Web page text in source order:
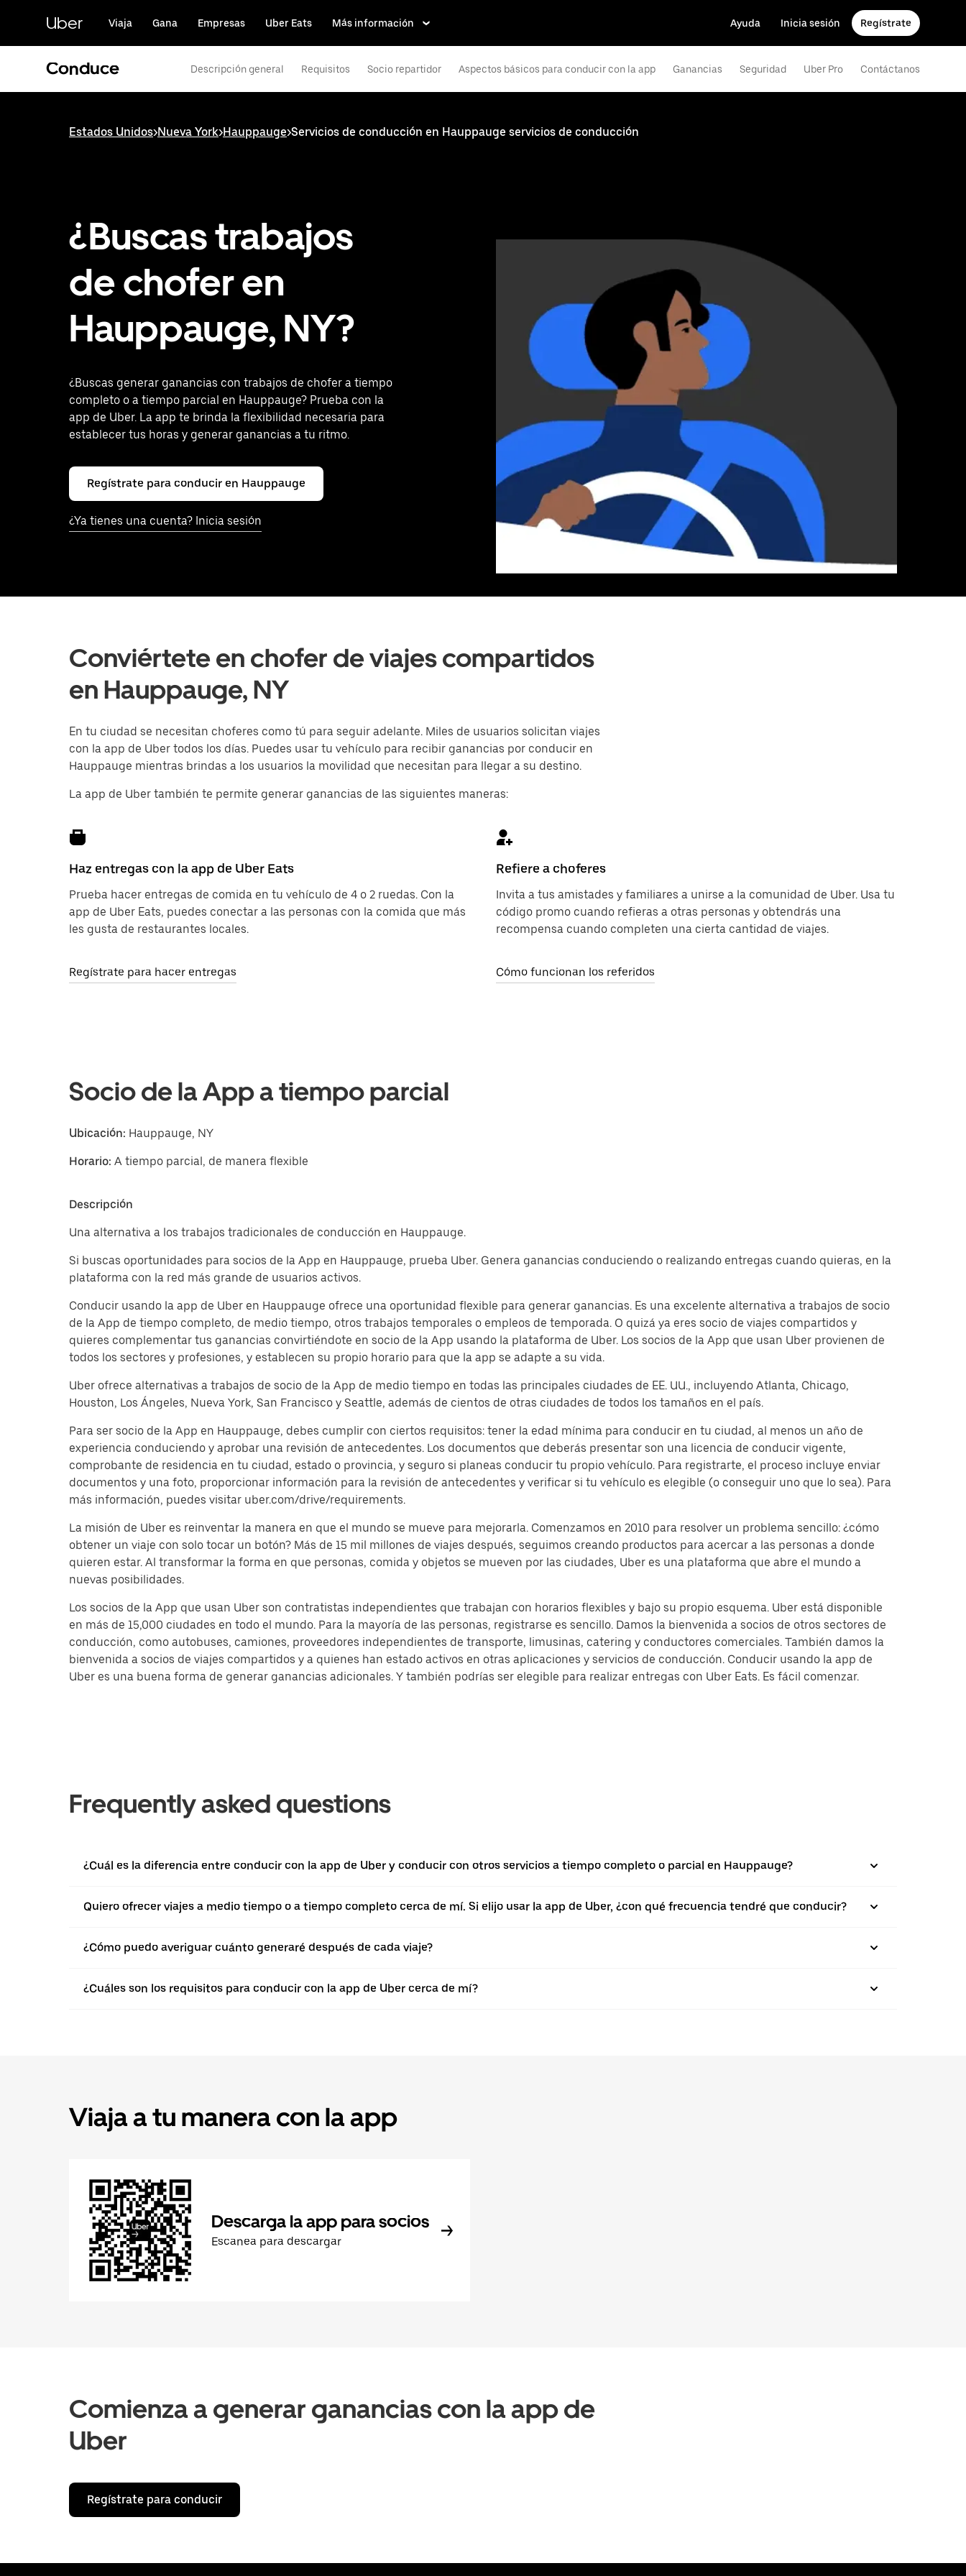
contenido
principal
Uber Viaja Gana Empresas Uber Eats Más información Ayuda Inicia sesión Regístrate
Conduce Descripción general Requisitos Socio repartidor Aspectos básicos para conducir con la app Ganancias Seguridad Uber Pro Contáctanos
Estados Unidos>Nueva York>Hauppauge>Servicios de conducción en Hauppauge servicios de conducción
¿Buscas trabajos
de chofer en
Hauppauge, NY?
¿Buscas generar ganancias con trabajos de chofer a tiempo
completo o a tiempo parcial en Hauppauge? Prueba con la
app de Uber. La app te brinda la flexibilidad necesaria para
establecer tus horas y generar ganancias a tu ritmo.
Regístrate para conducir en Hauppauge
¿Ya tienes una cuenta? Inicia sesión
Conviértete en chofer de viajes compartidos
en Hauppauge, NY
En tu ciudad se necesitan choferes como tú para seguir adelante. Miles de usuarios solicitan viajes
con la app de Uber todos los días. Puedes usar tu vehículo para recibir ganancias por conducir en
Hauppauge mientras brindas a los usuarios la movilidad que necesitan para llegar a su destino.
La app de Uber también te permite generar ganancias de las siguientes maneras:
Haz entregas con la app de Uber Eats
Prueba hacer entregas de comida en tu vehículo de 4 o 2 ruedas. Con la
app de Uber Eats, puedes conectar a las personas con la comida que más
les gusta de restaurantes locales.
Regístrate para hacer entregas
Refiere a choferes
Invita a tus amistades y familiares a unirse a la comunidad de Uber. Usa tu
código promo cuando refieras a otras personas y obtendrás una
recompensa cuando completen una cierta cantidad de viajes.
Cómo funcionan los referidos
Socio de la App a tiempo parcial
Ubicación: Hauppauge, NY
Horario: A tiempo parcial, de manera flexible
Descripción
Una alternativa a los trabajos tradicionales de conducción en Hauppauge.
Si buscas oportunidades para socios de la App en Hauppauge, prueba Uber. Genera ganancias conduciendo o realizando entregas cuando quieras, en la
plataforma con la red más grande de usuarios activos.
Conducir usando la app de Uber en Hauppauge ofrece una oportunidad flexible para generar ganancias. Es una excelente alternativa a trabajos de socio
de la App de tiempo completo, de medio tiempo, otros trabajos temporales o empleos de temporada. O quizá ya eres socio de viajes compartidos y
quieres complementar tus ganancias convirtiéndote en socio de la App usando la plataforma de Uber. Los socios de la App que usan Uber provienen de
todos los sectores y profesiones, y establecen su propio horario para que la app se adapte a su vida.
Uber ofrece alternativas a trabajos de socio de la App de medio tiempo en todas las principales ciudades de EE. UU., incluyendo Atlanta, Chicago,
Houston, Los Ángeles, Nueva York, San Francisco y Seattle, además de cientos de otras ciudades de todos los tamaños en el país.
Para ser socio de la App en Hauppauge, debes cumplir con ciertos requisitos: tener la edad mínima para conducir en tu ciudad, al menos un año de
experiencia conduciendo y aprobar una revisión de antecedentes. Los documentos que deberás presentar son una licencia de conducir vigente,
comprobante de residencia en tu ciudad, estado o provincia, y seguro si planeas conducir tu propio vehículo. Para registrarte, el proceso incluye enviar
documentos y una foto, proporcionar información para la revisión de antecedentes y verificar si tu vehículo es elegible (o conseguir uno que lo sea). Para
más información, puedes visitar uber.com/drive/requirements.
La misión de Uber es reinventar la manera en que el mundo se mueve para mejorarla. Comenzamos en 2010 para resolver un problema sencillo: ¿cómo
obtener un viaje con solo tocar un botón? Más de 15 mil millones de viajes después, seguimos creando productos para acercar a las personas a donde
quieren estar. Al transformar la forma en que personas, comida y objetos se mueven por las ciudades, Uber es una plataforma que abre el mundo a
nuevas posibilidades.
Los socios de la App que usan Uber son contratistas independientes que trabajan con horarios flexibles y bajo su propio esquema. Uber está disponible
en más de 15,000 ciudades en todo el mundo. Para la mayoría de las personas, registrarse es sencillo. Damos la bienvenida a socios de otros sectores de
conducción, como autobuses, camiones, proveedores independientes de transporte, limusinas, catering y conductores comerciales. También damos la
bienvenida a socios de viajes compartidos y a quienes han estado activos en otras aplicaciones y servicios de conducción. Conducir usando la app de
Uber es una buena forma de generar ganancias adicionales. Y también podrías ser elegible para realizar entregas con Uber Eats. Es fácil comenzar.
Frequently asked questions
¿Cuál es la diferencia entre conducir con la app de Uber y conducir con otros servicios a tiempo completo o parcial en Hauppauge?
Quiero ofrecer viajes a medio tiempo o a tiempo completo cerca de mí. Si elijo usar la app de Uber, ¿con qué frecuencia tendré que conducir?
¿Cómo puedo averiguar cuánto generaré después de cada viaje?
¿Cuáles son los requisitos para conducir con la app de Uber cerca de mí?
Viaja a tu manera con la app
Descarga la app para socios
Escanea para descargar
Comienza a generar ganancias con la app de
Uber
Regístrate para conducir